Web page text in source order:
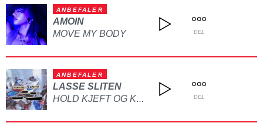
ANBEFALER
AMOIN
MOVE MY BODY
DEL
ANBEFALER
LASSE SLITEN
HOLD KJEFT OG KYSS MEG DEL